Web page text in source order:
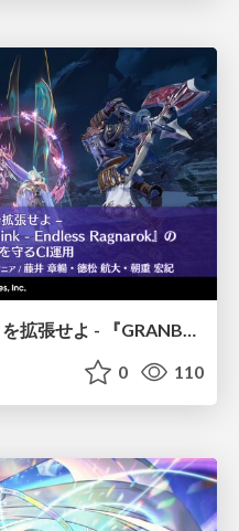
【CEDEC2026】『Relink』を拡張せよ - 『GRANBLUE FANTASY: Relink - Endless Ragnarok』の開発速度と品質を守るCI運用
0 110